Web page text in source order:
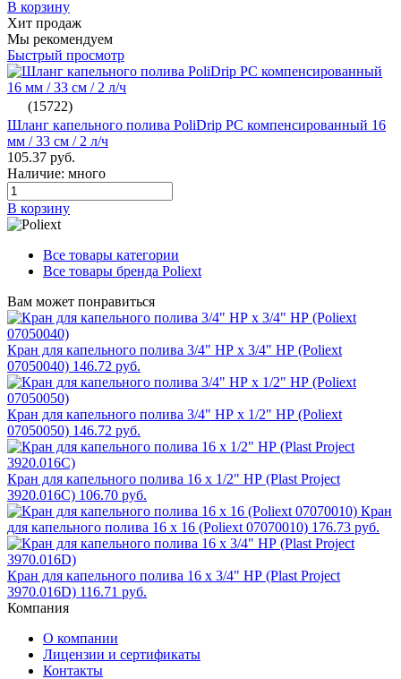
В корзину
Хит продаж
Мы рекомендуем
Быстрый просмотр
(15722)
Шланг капельного полива PoliDrip PC компенсированный 16
мм / 33 см / 2 л/ч
105.37 руб.
Наличие: много
В корзину
Все товары категории
Все товары бренда Poliext
Вам может понравиться
Кран для капельного полива 3/4" НР x 3/4" НР (Poliext
07050040) 146.72 руб.
Кран для капельного полива 3/4" НР x 1/2" НР (Poliext
07050050) 146.72 руб.
Кран для капельного полива 16 x 1/2" НР (Plast Project
3920.016C) 106.70 руб.
Кран
для капельного полива 16 x 16 (Poliext 07070010) 176.73 руб.
Кран для капельного полива 16 x 3/4" НР (Plast Project
3970.016D) 116.71 руб.
Компания
О компании
Лицензии и сертификаты
Контакты